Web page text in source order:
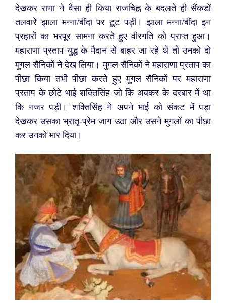
देखकर राणा ने वैसा ही किया राजचिह्न के बदलते ही सैंकडों
तलवारे झाला मन्ना/बींदा पर टूट पड़ी। झाला मन्ना/बींदा इन
प्रहारों का भरपूर सामना करते हुए वीरगति को प्राप्त हुआ।
महाराणा प्रताप युद्ध के मैदान से बाहर जा रहे थे तो उनको दो
मुगल सैनिकों ने देख लिया। मुगल सैनिकों ने महाराणा प्रताप का
पीछा किया तभी पीछा करते हुए मुगल सैनिकों पर महाराणा
प्रताप के छोटे भाई शक्तिसिंह जो कि अबकर के दरबार में था
कि नजर पड़ी। शक्तिसिंह ने अपने भाई को संकट में पड़ा
देखकर उसका भ्रातृ-प्रेम जाग उठा और उसने मुगलों का पीछा
कर उनको मार दिया।